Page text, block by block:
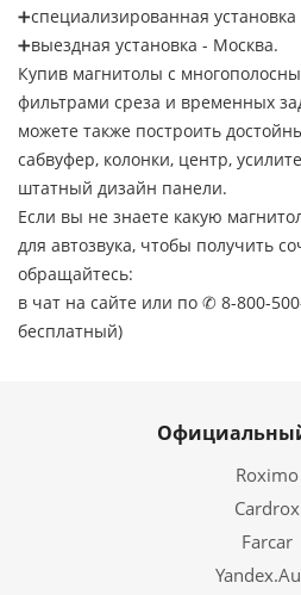
➕специализированная
➕выездная установка - Москва.
Купив магнитолы с
фильтрами среза и временных
можете также построить
сабвуфер, колонки, центр,
штатный дизайн панели.
Если вы не знаете какую
для автозвука, чтобы получить
обращайтесь:
в чат на сайте или по ✆ 8-800-
бесплатный)
Roximo
Cardrox
Farcar